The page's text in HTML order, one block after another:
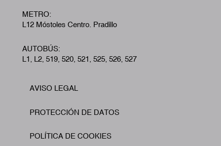
METRO:
L12 Móstoles Centro. Pradillo
AUTOBÚS:
L1, L2, 519, 520, 521, 525, 526, 527
Footer
AVISO LEGAL
PROTECCIÓN DE DATOS
POLÍTICA DE COOKIES